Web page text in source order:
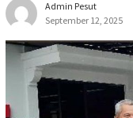
Admin Pesut
September 12, 2025